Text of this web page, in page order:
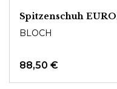
Spitzenschuh
BLOCH
88,50 €